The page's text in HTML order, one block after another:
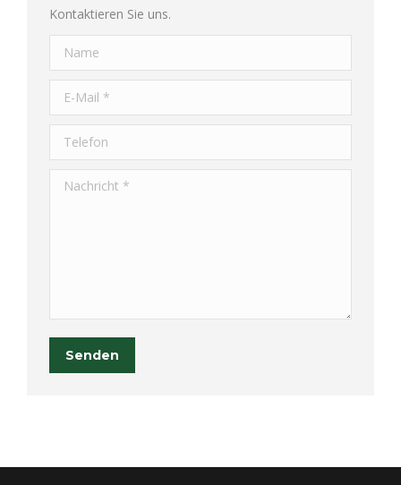
Kontaktieren Sie uns.
Name
E-Mail *
Telefon
Nachricht *
Senden